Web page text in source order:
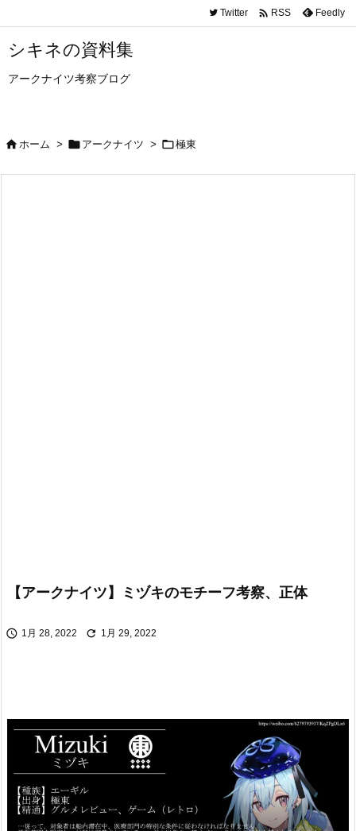
Twitter  RSS Feedly
シキネの資料集
アークナイツ考察ブログ
ホーム >  アークナイツ > 極東
【アークナイツ】ミヅキのモチーフ考察、正体
 1月 28, 2022  1月 29, 2022